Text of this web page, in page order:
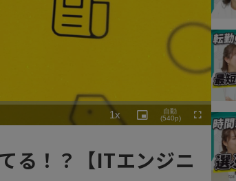
1x
Rate
Picture-
in-
自動
(540p)
Fullscreen
る！？【ITエンジニ